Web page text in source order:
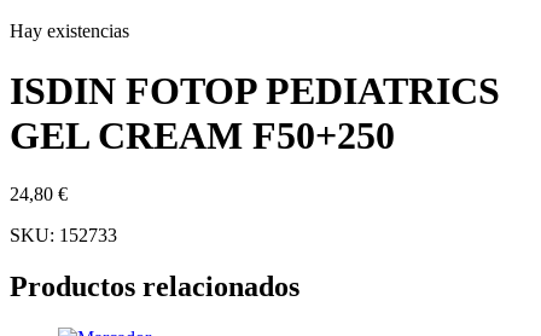
Hay existencias
ISDIN FOTOP PEDIATRICS
GEL CREAM F50+250
24,80 €
SKU: 152733
Productos relacionados